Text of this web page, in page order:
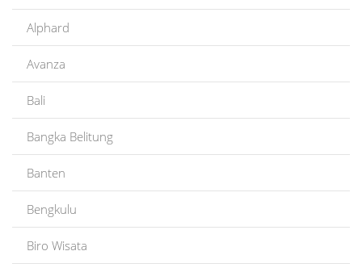
Alphard
Avanza
Bali
Bangka Belitung
Banten
Bengkulu
Biro Wisata